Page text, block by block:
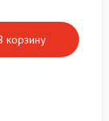
корзину